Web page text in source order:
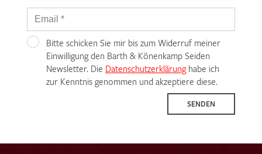
Bitte schicken Sie mir bis zum Widerruf meiner
Einwilligung den Barth & Könenkamp Seiden
Newsletter. Die Datenschutzerklärunghabe ich
zur Kenntnis genommen und akzeptiere diese.
SENDEN